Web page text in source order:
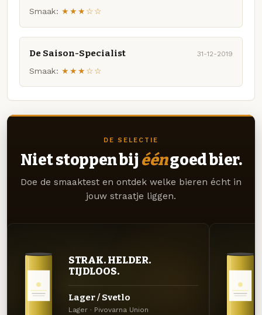
Smaak: ★★★☆☆
De Saison-Specialist 31-12-2019
Smaak: ★★★☆☆
DE SELECTIE
Niet stoppen bij ééngoed bier.
Doe de smaaktest en ontdek welke bieren écht in
jouw straatje liggen.
STRAK. HELDER.
TIJDLOOS.
Lager / Svetlo
Lager · Pivovarna Union